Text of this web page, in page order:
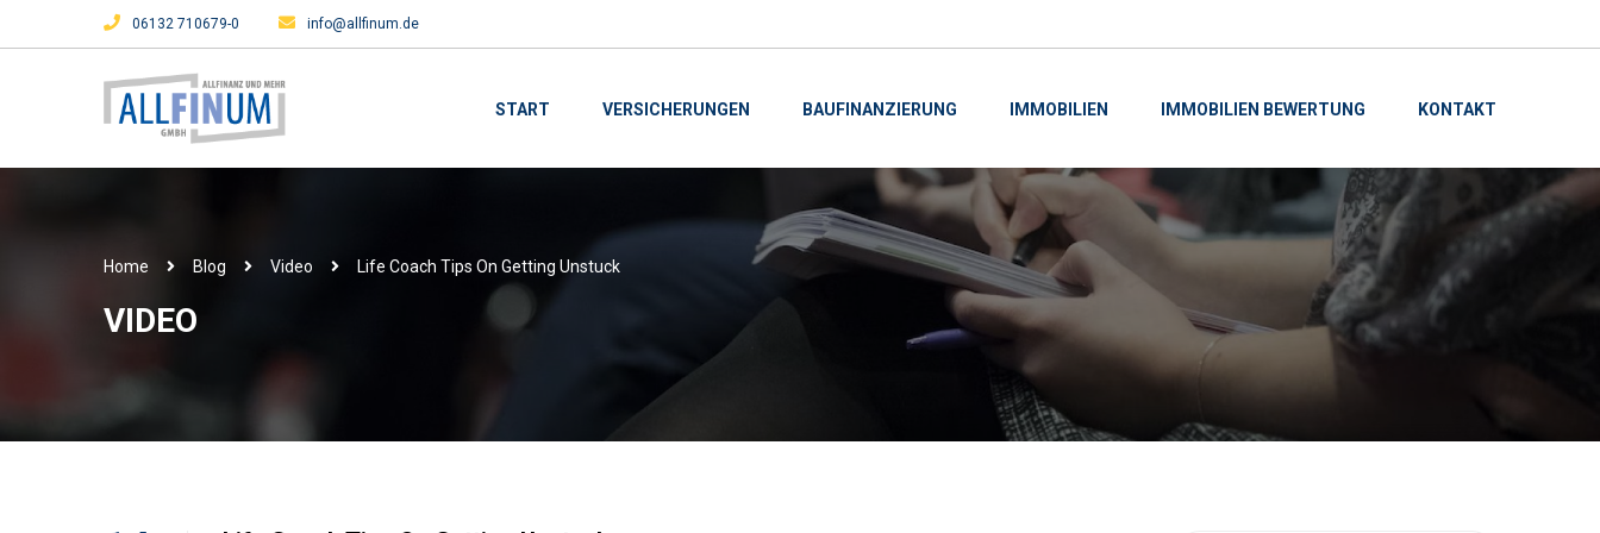
06132 710679-0 info@allfinum.de
START VERSICHERUNGEN BAUFINANZIERUNG IMMOBILIEN IMMOBILIEN BEWERTUNG KONTAKT
Home Blog Video Life Coach Tips On Getting Unstuck
VIDEO